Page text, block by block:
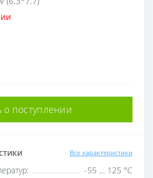
о поступлении
Все характеристики
-55 … 125 °C